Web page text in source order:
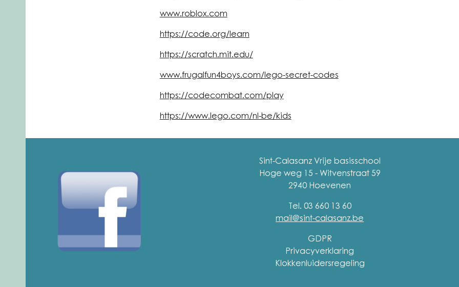
www.roblox.com
https://code.org/learn
https://scratch.mit.edu/
www.frugalfun4boys.com/lego-secret-codes
https://codecombat.com/play
https://www.lego.com/nl-be/kids
Sint-CalasanzVrije basisschool
Hoge weg 15 - Witvenstraat 59
2940 Hoevenen
Tel. 03 660 13 60
mail@sint-calasanz.be
GDPR
Privacyverklaring
Klokkenluidersregeling